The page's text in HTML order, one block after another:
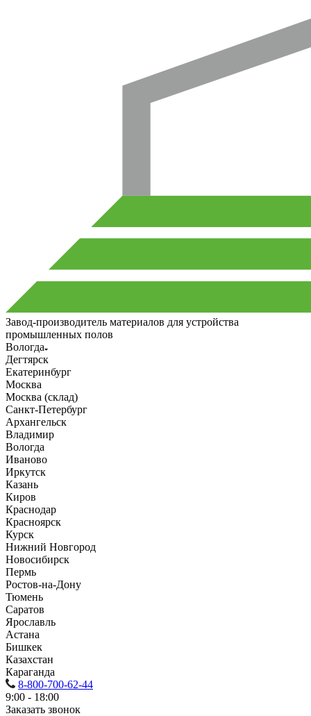
Завод-производитель материалов для устройства
промышленных полов
Вологда
Дегтярск
Екатеринбург
Москва
Москва (склад)
Санкт-Петербург
Архангельск
Владимир
Вологда
Иваново
Иркутск
Казань
Киров
Краснодар
Красноярск
Курск
Нижний Новгород
Новосибирск
Пермь
Ростов-на-Дону
Тюмень
Саратов
Ярославль
Астана
Бишкек
Казахстан
Караганда
8-800-700-62-44
9:00 - 18:00
Заказать звонок